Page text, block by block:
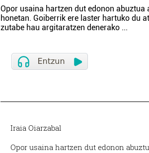
Opor usaina hartzen dut edonon abuztua
honetan. Goiberrik ere laster hartuko du
zutabe hau argitaratzen denerako ...
Iraia Oiarzabal
Opor usaina hartzen dut edonon